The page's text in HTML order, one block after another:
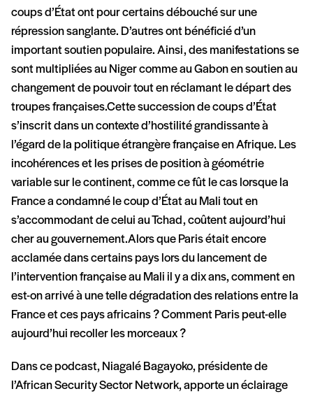
coups d’État ont pour certains débouché sur une
répression sanglante. D’autres ont bénéficié d’un
important soutien populaire. Ainsi, des manifestations se
sont multipliées au Niger comme au Gabon en soutien au
changement de pouvoir tout en réclamant le départ des
troupes françaises.Cette succession de coups d’État
s’inscrit dans un contexte d’hostilité grandissante à
l’égard de la politique étrangère française en Afrique. Les
incohérences et les prises de position à géométrie
variable sur le continent, comme ce fût le cas lorsque la
France a condamné le coup d’État au Mali tout en
s’accommodant de celui au Tchad, coûtent aujourd’hui
cher au gouvernement.Alors que Paris était encore
acclamée dans certains pays lors du lancement de
l’intervention française au Mali il y a dix ans, comment en
est-on arrivé à une telle dégradation des relations entre la
France et ces pays africains ? Comment Paris peut-elle
aujourd’hui recoller les morceaux ?
Dans ce podcast, Niagalé Bagayoko, présidente de
l’African Security Sector Network, apporte un éclairage